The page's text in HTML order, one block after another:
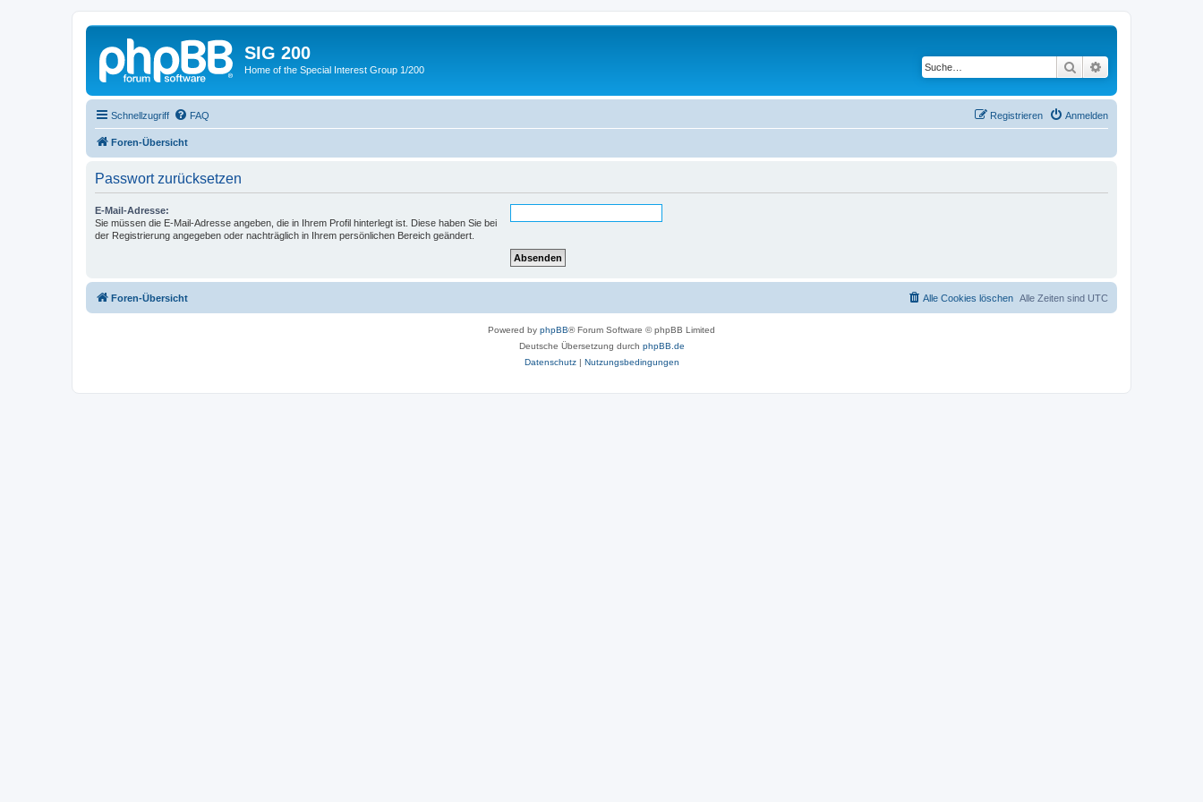
SIG 200
Home of the Special Interest Group 1/200 Suche
Schnellzugriff FAQ Anmelden
Registrieren
Foren-Übersicht
Passwort zurücksetzen
E-Mail-Adresse:
Sie müssen die E-Mail-Adresse angeben, die in Ihrem Profil hinterlegt ist. Diese haben Sie bei
der Registrierung angegeben oder nachträglich in Ihrem persönlichen Bereich geändert.
Foren-Übersicht Alle Zeiten sind UTC
Alle Cookies löschen
Powered by phpBB® Forum Software © phpBB Limited
Deutsche Übersetzung durch phpBB.de
Datenschutz| Nutzungsbedingungen